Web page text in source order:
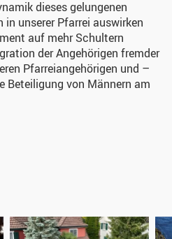
dieses gelungenen
unserer Pfarrei auswirken
auf mehr Schultern
der Angehörigen fremder
Pfarreiangehörigen und –
Beteiligung von Männern am